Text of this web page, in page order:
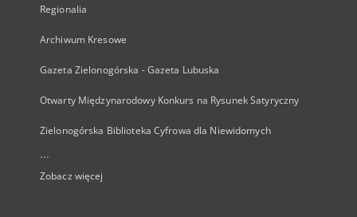
Regionalia
Archiwum Kresowe
Gazeta Zielonogórska - Gazeta Lubuska
Otwarty Międzynarodowy Konkurs na Rysunek Satyryczny
Zielonogórska Biblioteka Cyfrowa dla Niewidomych
...
Zobacz więcej